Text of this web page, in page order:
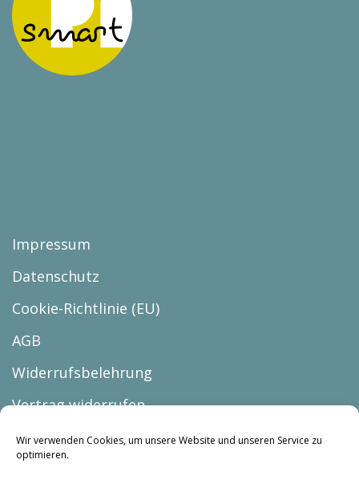
Wir verwenden Cookies, um unsere Website und unseren Service zu
optimieren.
Impressum
Datenschutz
Cookie-Richtlinie (EU)
AGB
Widerrufsbelehrung
Vertrag widerrufen